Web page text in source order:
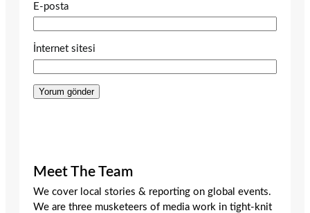
E-posta
İnternet sitesi
Meet The Team
We cover local stories & reporting on global events.
We are three musketeers of media work in tight-knit